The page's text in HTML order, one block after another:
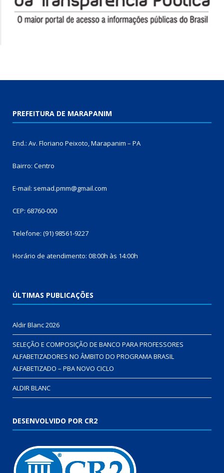
PREFEITURA DE MARAPANIM
End.: Av. Floriano Peixoto, Marapanim – PA
Bairro: Centro
E-mail: semad.pmm@gmail.com
CEP: 68760-000
Telefone: (91) 98561-9227
Horário de atendimento: 08:00h às 14:00h
ÚLTIMAS PUBLICAÇÕES
Aldir Blanc 2026
SELEÇÃO E COMPOSIÇÃO DE BANCO PARA PROFESSORES
ALFABETIZADORES NO ÂMBITO DO PROGRAMA BRASIL
ALFABETIZADO – PBA NOVO CICLO
ALDIR BLANC
DESENVOLVIDO POR CR2